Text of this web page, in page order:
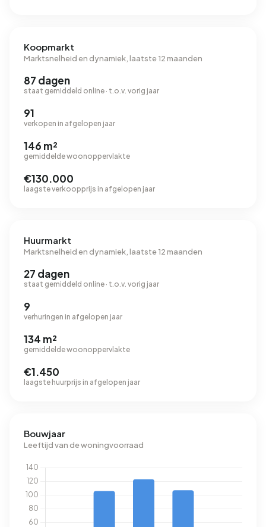
Koopmarkt
Marktsnelheid en dynamiek, laatste 12 maanden
87 dagen
staat gemiddeld online · t.o.v. vorig jaar
91
verkopen in afgelopen jaar
146 m²
gemiddelde woonoppervlakte
€130.000
laagste verkoopprijs in afgelopen jaar
Huurmarkt
Marktsnelheid en dynamiek, laatste 12 maanden
27 dagen
staat gemiddeld online · t.o.v. vorig jaar
9
verhuringen in afgelopen jaar
134 m²
gemiddelde woonoppervlakte
€1.450
laagste huurprijs in afgelopen jaar
Bouwjaar
Leeftijd van de woningvoorraad